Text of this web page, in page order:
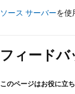
ソース サーバーを使
み
取
モ
フィードバ
このページはお役に立